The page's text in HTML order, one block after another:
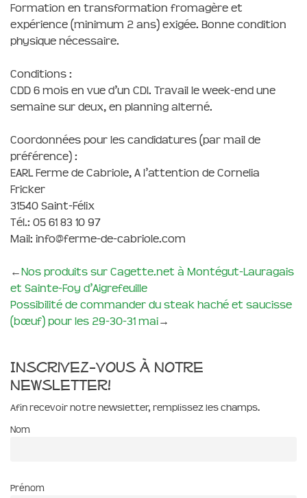
Formation en transformation fromagère et
expérience (minimum 2 ans) exigée. Bonne condition
physique nécessaire.
Conditions :
CDD 6 mois en vue d’un CDI. Travail le week-end une
semaine sur deux, en planning alterné.
Coordonnées pour les candidatures (par mail de
préférence) :
EARL Ferme de Cabriole, A l’attention de Cornelia
Fricker
31540 Saint-Félix
Tél.: 05 61 83 10 97
Mail: info@ferme-de-cabriole.com
←Nos produits sur Cagette.net à Montégut-Lauragais
et Sainte-Foy d’Aigrefeuille
Possibilité de commander du steak haché et saucisse
(bœuf) pour les 29-30-31 mai→
Inscrivez-vous à notre
newsletter!
Afin recevoir notre newsletter, remplissez les champs.
Nom
Prénom